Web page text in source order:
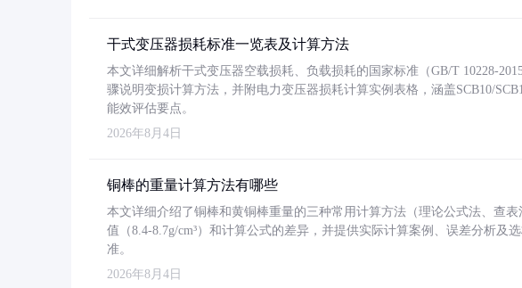
干式变压器损耗标准一览表及计算方法
本文详细解析干式变压器空载损耗、负载损耗的国家标准（GB/T 10228-
骤说明变损计算方法，并附电力变压器损耗计算实例表格，涵盖SCB10/
能效评估要点。
2026年8月4日
铜棒的重量计算方法有哪些
本文详细介绍了铜棒和黄铜棒重量的三种常用计算方法（理论公式法、查
值（8.4-8.7g/cm³）和计算公式的差异，并提供实际计算案例、误差分析及
准。
2026年8月4日